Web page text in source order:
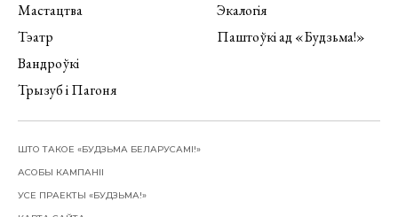
Мастацтва
Тэатр
Вандроўкі
Трызуб і Пагоня
Экалогія
Паштоўкі ад «Будзьма!»
ШТО ТАКОЕ «БУДЗЬМА БЕЛАРУСАМІ!»
АСОБЫ КАМПАНІІ
УСЕ ПРАЕКТЫ «БУДЗЬМА!»